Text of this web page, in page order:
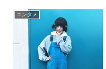
エンタメ